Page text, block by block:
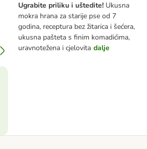
Ugrabite priliku i uštedite!Ukusna
mokra hrana za starije pse od 7
godina, receptura bez žitarica i šećera,
ukusna pašteta s finim komadićima,
uravnotežena i cjelovita dalje